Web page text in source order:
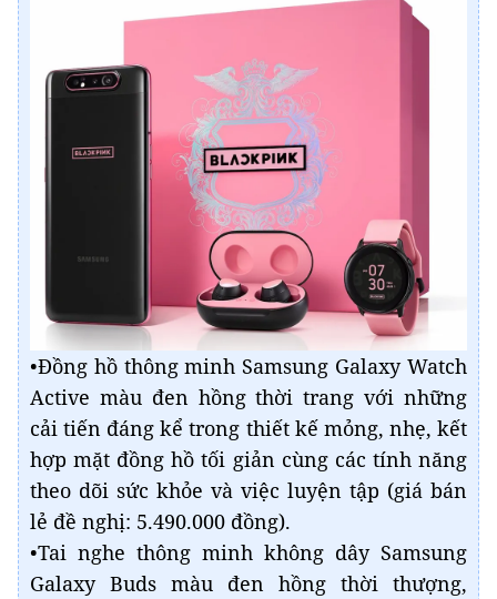
•Đồng hồ thông minh Samsung Galaxy Watch
Active màu đen hồng thời trang với những
cải tiến đáng kể trong thiết kế mỏng, nhẹ, kết
hợp mặt đồng hồ tối giản cùng các tính năng
theo dõi sức khỏe và việc luyện tập (giá bán
lẻ đề nghị: 5.490.000 đồng).
•Tai nghe thông minh không dây Samsung
Galaxy Buds màu đen hồng thời thượng,